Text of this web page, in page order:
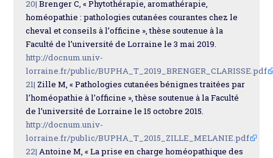
20| Brenger C, « Phytothérapie, aromathérapie,
homéopathie : pathologies cutanées courantes chez le
cheval et conseils à l’officine », thèse soutenue à la
Faculté de l’université de Lorraine le 3 mai 2019.
http://docnum.univ-
lorraine.fr/public/BUPHA_T_2019_BRENGER_CLARISSE.pdf
21| Zille M, « Pathologies cutanées bénignes traitées par
l’homéopathie à l’officine », thèse soutenue à la Faculté
de l’université de Lorraine le 15 octobre 2015.
http://docnum.univ-
lorraine.fr/public/BUPHA_T_2015_ZILLE_MELANIE.pdf
22| Antoine M, « La prise en charge homéopathique des